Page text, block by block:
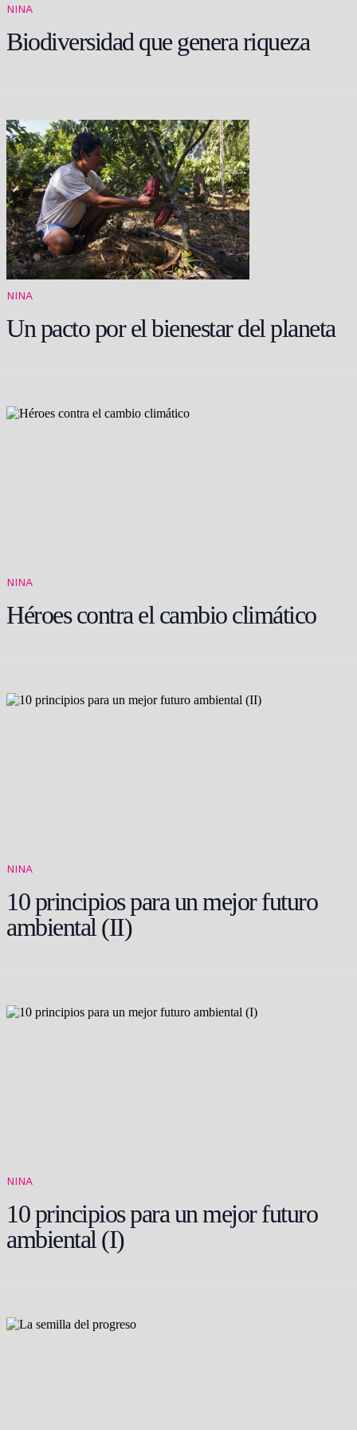
NINA
Biodiversidad que genera riqueza
NINA
Un pacto por el bienestar del planeta
NINA
Héroes contra el cambio climático
NINA
10 principios para un mejor futuro
ambiental (II)
NINA
10 principios para un mejor futuro
ambiental (I)